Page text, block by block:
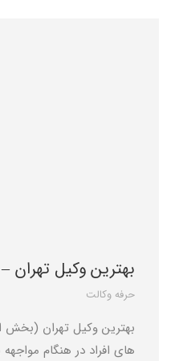
بهترین وکیل
حرفه وکالت
بهترین وکیل تهران (بخش
های افراد در هنگام